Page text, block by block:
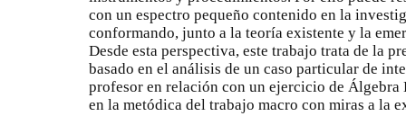
con un espectro pequeño contenido en la
conformando, junto a la teoría existente y la
Desde esta perspectiva, este trabajo trata de la
basado en el análisis de un caso particular de
profesor en relación con un ejercicio de Álgebra
en la metódica del trabajo macro con miras a la